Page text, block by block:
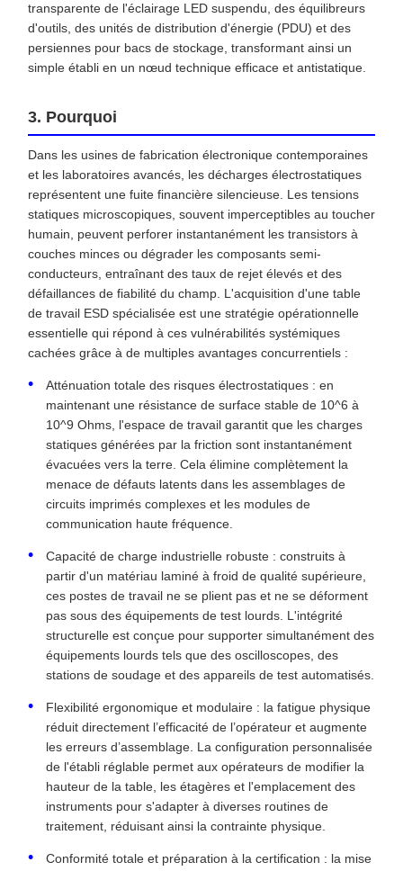
transparente de l'éclairage LED suspendu, des équilibreurs
d'outils, des unités de distribution d'énergie (PDU) et des
persiennes pour bacs de stockage, transformant ainsi un
simple établi en un nœud technique efficace et antistatique.
3. Pourquoi
Dans les usines de fabrication électronique contemporaines
et les laboratoires avancés, les décharges électrostatiques
représentent une fuite financière silencieuse. Les tensions
statiques microscopiques, souvent imperceptibles au toucher
humain, peuvent perforer instantanément les transistors à
couches minces ou dégrader les composants semi-
conducteurs, entraînant des taux de rejet élevés et des
défaillances de fiabilité du champ. L'acquisition d'une table
de travail ESD spécialisée est une stratégie opérationnelle
essentielle qui répond à ces vulnérabilités systémiques
cachées grâce à de multiples avantages concurrentiels :
Atténuation totale des risques électrostatiques : en
maintenant une résistance de surface stable de 10^6 à
10^9 Ohms, l'espace de travail garantit que les charges
statiques générées par la friction sont instantanément
évacuées vers la terre. Cela élimine complètement la
menace de défauts latents dans les assemblages de
circuits imprimés complexes et les modules de
communication haute fréquence.
Capacité de charge industrielle robuste : construits à
partir d'un matériau laminé à froid de qualité supérieure,
ces postes de travail ne se plient pas et ne se déforment
pas sous des équipements de test lourds. L'intégrité
structurelle est conçue pour supporter simultanément des
équipements lourds tels que des oscilloscopes, des
stations de soudage et des appareils de test automatisés.
Flexibilité ergonomique et modulaire : la fatigue physique
réduit directement l’efficacité de l’opérateur et augmente
les erreurs d’assemblage. La configuration personnalisée
de l'établi réglable permet aux opérateurs de modifier la
hauteur de la table, les étagères et l'emplacement des
instruments pour s'adapter à diverses routines de
traitement, réduisant ainsi la contrainte physique.
Conformité totale et préparation à la certification : la mise